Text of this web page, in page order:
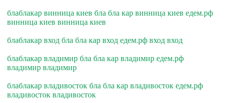
блаблакар винница киев бла бла кар винница киев едем.рф
винница киев винница киев
блаблакар вход бла бла кар вход едем.рф вход вход
блаблакар владимир бла бла кар владимир едем.рф
владимир владимир
блаблакар владивосток бла бла кар владивосток едем.рф
владивосток владивосток